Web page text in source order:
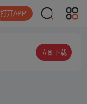
打开APP
立即下载